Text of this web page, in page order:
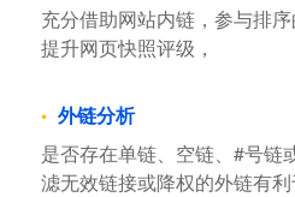
充分借助网站内链，参与排
提升网页快照评级，
外链分析
是否存在单链、空链、#号链
滤无效链接或降权的外链有